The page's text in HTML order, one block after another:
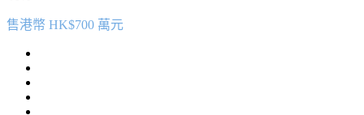
售港幣 HK$700 萬元